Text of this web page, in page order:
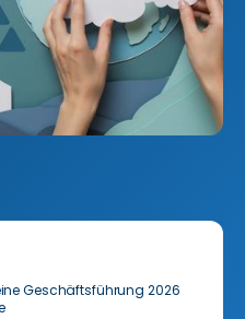
Geschäftsführung 2026